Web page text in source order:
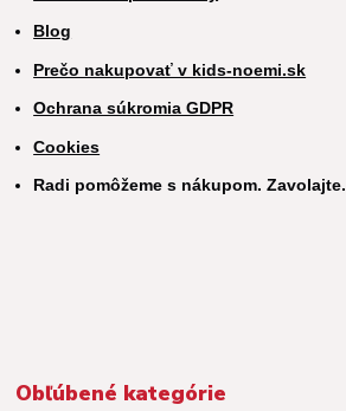
Blog
Prečo nakupovať v kids-noemi.sk
Ochrana súkromia GDPR
Cookies
Radi pomôžeme s nákupom. Zavolajte.
Obľúbené kategórie